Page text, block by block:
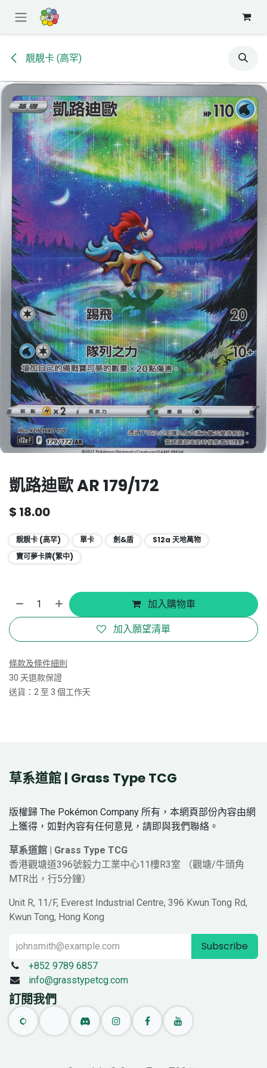
靚靚卡 (高罕)
凱路迪歐 AR 179/172
$ 18.00
靚靚卡 (高罕) 單卡 劍&盾
S12a 天地萬物
寶可夢卡牌(繁中)
加入購物車
加入願望清單
條款及條件細則
30 天退款保證
送貨：2 至 3 個工作天
草系道館 | Grass Type TCG
版權歸 The Pokémon Company 所有，本網頁部份內容由網
上獲得，如對內容有任何意見，請即與我們聯絡。
草系道館 | Grass Type TCG
香港觀塘道396號毅力工業中心11樓R3室 （觀塘/牛頭角
MTR出，行5分鐘）
Unit R, 11/F, Everest Industrial Centre, 396 Kwun Tong Rd,
Kwun Tong, Hong Kong
Subscribe
+852 9789 6857
info@grasstypetcg.com
訂閱我們